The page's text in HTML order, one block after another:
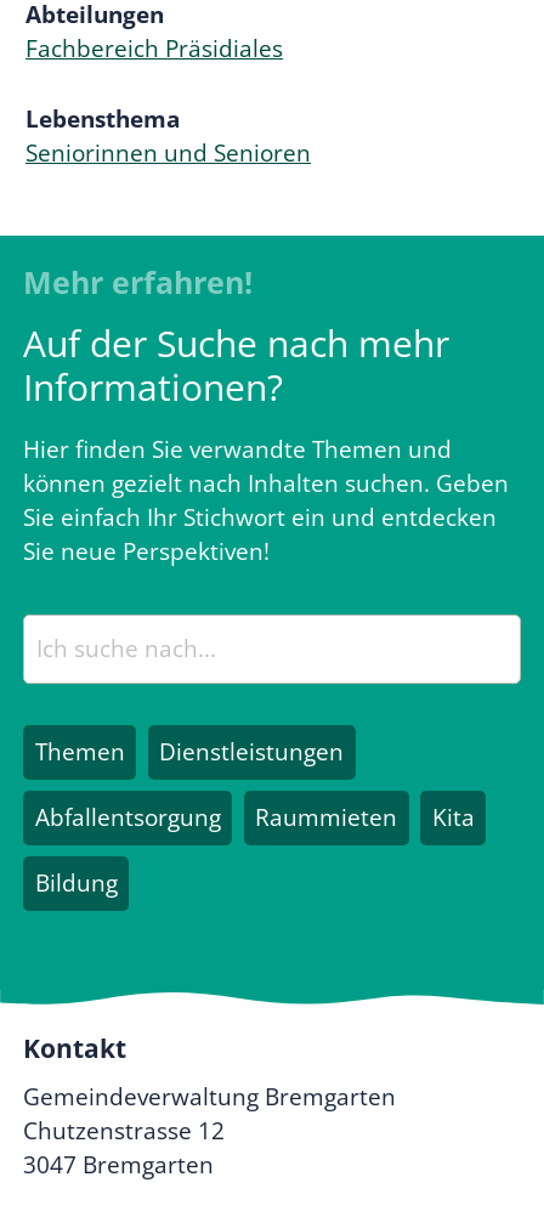
Abteilungen
Fachbereich Präsidiales
Lebensthema
Seniorinnen und Senioren
Mehr erfahren!
Auf der Suche nach mehr
Informationen?
Hier finden Sie verwandte Themen und
können gezielt nach Inhalten suchen. Geben
Sie einfach Ihr Stichwort ein und entdecken
Sie neue Perspektiven!
Themen Dienstleistungen
Abfallentsorgung Raummieten Kita
Bildung
Kontakt
Gemeindeverwaltung Bremgarten
Chutzenstrasse 12
3047 Bremgarten